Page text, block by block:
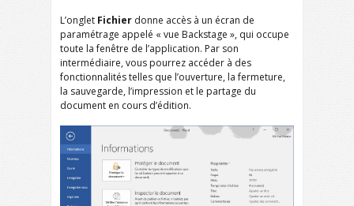
L’onglet Fichier donne accès à un écran de
paramétrage appelé « vue Backstage », qui occupe
toute la fenêtre de l’application. Par son
intermédiaire, vous pourrez accéder à des
fonctionnalités telles que l’ouverture, la fermeture,
la sauvegarde, l’impression et le partage du
document en cours d’édition.